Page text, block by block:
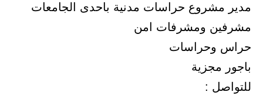
مدير مشروع حراسات مدنية باحدى الجامعات
مشرفين ومشرفات امن
حراس وحراسات
باجور مجزية
للتواصل :